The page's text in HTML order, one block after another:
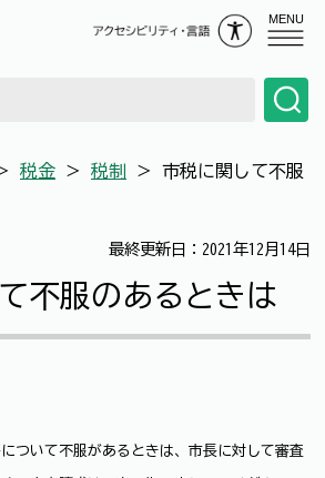
MENU
税金 ＞ 税制 ＞ 市税に関して不服
最終更新日：2021年12月14日
不服のあるときは
ついて不服があるときは、市長に対して審査